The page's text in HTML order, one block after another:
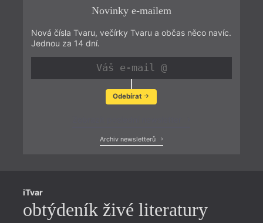
Novinky e-mailem
Nová čísla Tvaru, večírky Tvaru a občas něco navíc.
Jednou za 14 dní.
Odebírat
Archiv newsletterů
iTvar
obtýdeník živé literatury